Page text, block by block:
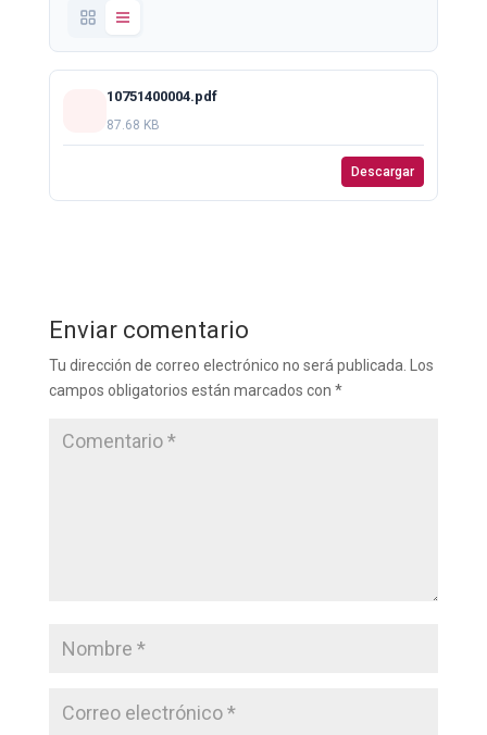
10751400004.pdf
87.68 KB
Descargar
Enviar comentario
Tu dirección de correo electrónico no será publicada.
Los
campos obligatorios están marcados con *